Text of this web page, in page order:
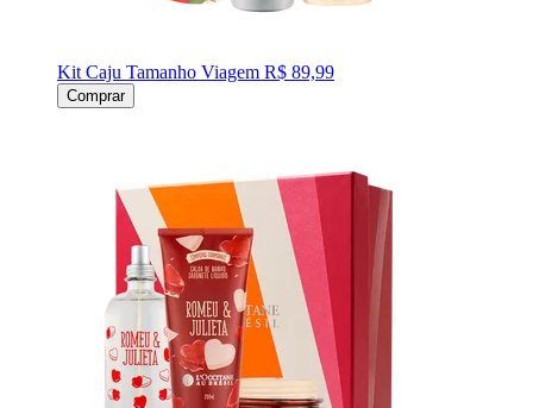
Kit Caju Tamanho Viagem R$ 89,99
Comprar